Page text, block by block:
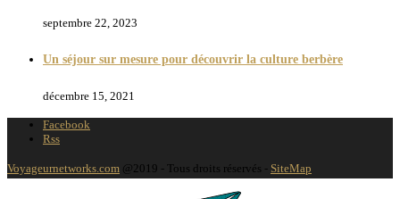
septembre 22, 2023
Un séjour sur mesure pour découvrir la culture berbère
décembre 15, 2021
Facebook
Rss
Voyageurnetworks.com @2019 - Tous droits réservés - SiteMap